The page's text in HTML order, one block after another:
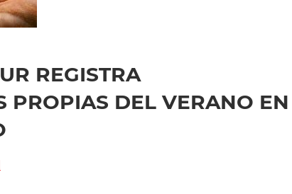
REGISTRA
PROPIAS DEL VERANO EN